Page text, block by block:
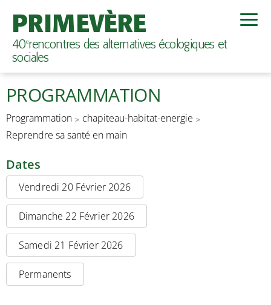
PRIMEVÈRE
40erencontres des alternatives écologiques et
sociales
PROGRAMMATION
Programmation
chapiteau-habitat-energie
Reprendre sa santé en main
Dates
Vendredi 20 Février 2026
Dimanche 22 Février 2026
Samedi 21 Février 2026
Permanents